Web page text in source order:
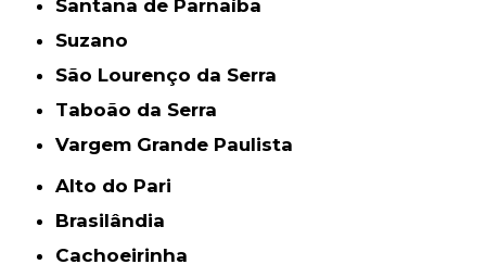
Santana de Parnaíba
Suzano
São Lourenço da Serra
Taboão da Serra
Vargem Grande Paulista
Alto do Pari
Brasilândia
Cachoeirinha